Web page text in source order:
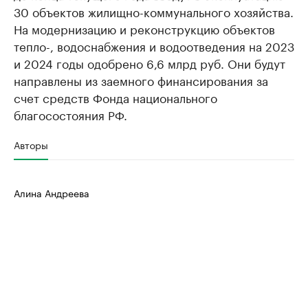
30 объектов жилищно-коммунального хозяйства.
На модернизацию и реконструкцию объектов
тепло-, водоснабжения и водоотведения на 2023
и 2024 годы одобрено 6,6 млрд руб. Они будут
направлены из заемного финансирования за
счет средств Фонда национального
благосостояния РФ.
Авторы
Алина Андреева